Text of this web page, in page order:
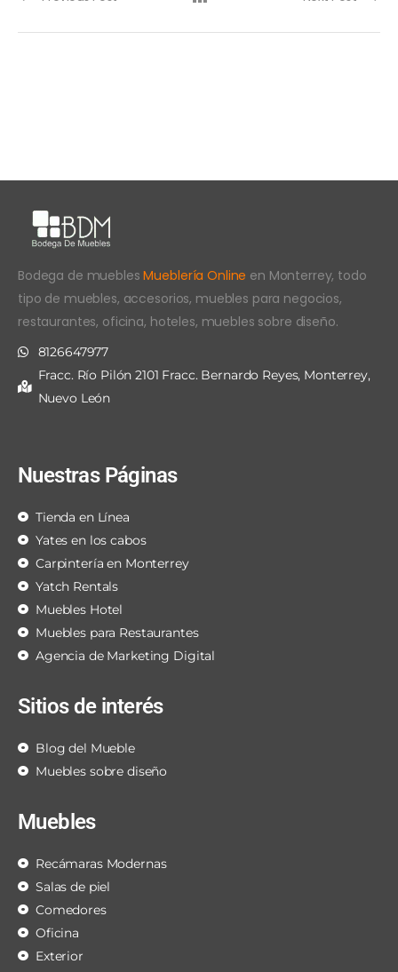
Bodega de mueblesMueblería Online en Monterrey, todo
tipo de muebles, accesorios, muebles para negocios,
restaurantes, oficina, hoteles, muebles sobre diseño.
8126647977
Fracc. Río Pilón 2101 Fracc. Bernardo Reyes, Monterrey,
Nuevo León
Nuestras Páginas
Tienda en Línea
Yates en los cabos
Carpintería en Monterrey
Yatch Rentals
Muebles Hotel
Muebles para Restaurantes
Agencia de Marketing Digital
Sitios de interés
Blog del Mueble
Muebles sobre diseño
Muebles
Recámaras Modernas
Salas de piel
Comedores
Oficina
Exterior